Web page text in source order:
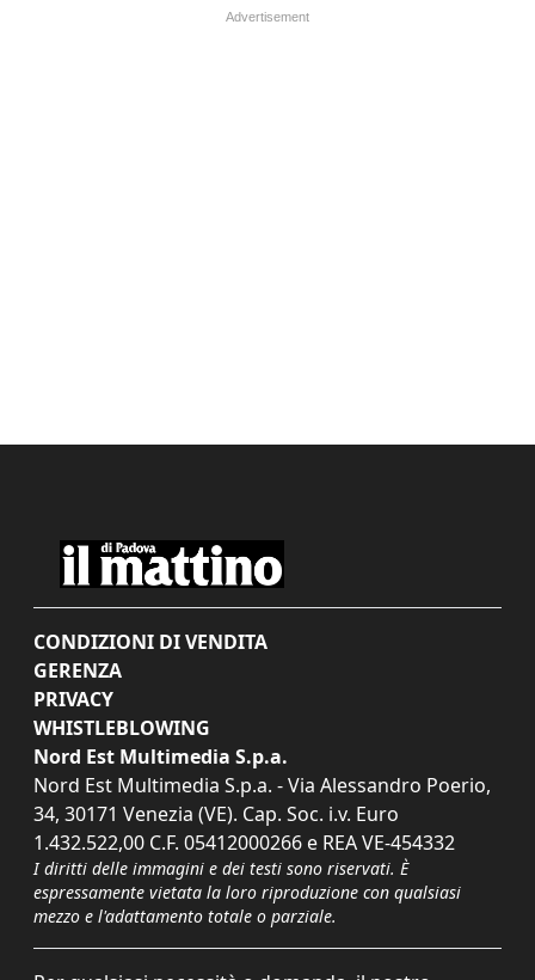
CONDIZIONI DI VENDITA
GERENZA
PRIVACY
WHISTLEBLOWING
Nord Est Multimedia S.p.a.
Nord Est Multimedia S.p.a. - Via Alessandro Poerio,
34, 30171 Venezia (VE). Cap. Soc. i.v. Euro
1.432.522,00 C.F. 05412000266 e REA VE-454332
I diritti delle immagini e dei testi sono riservati. È
espressamente vietata la loro riproduzione con qualsiasi
mezzo e l'adattamento totale o parziale.